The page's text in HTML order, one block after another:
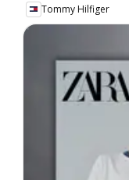
Tommy Hilfiger